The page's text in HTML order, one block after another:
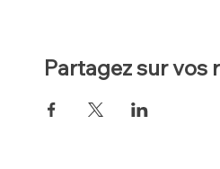
Partagez sur vos